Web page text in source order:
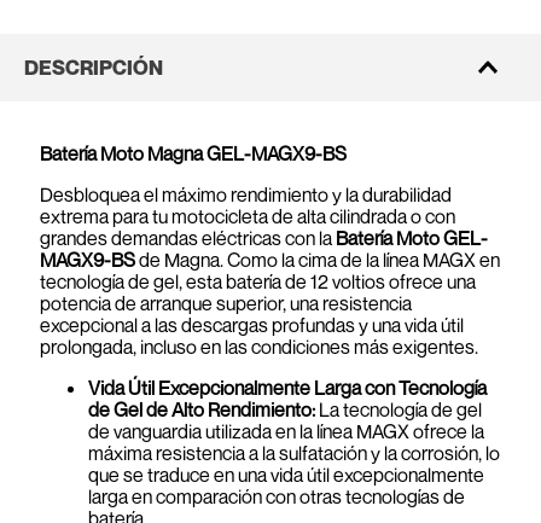
DESCRIPCIÓN
Batería Moto Magna GEL-MAGX9-BS
Desbloquea el máximo rendimiento y la durabilidad
extrema para tu motocicleta de alta cilindrada o con
grandes demandas eléctricas con la Batería Moto GEL-
MAGX9-BSde Magna. Como la cima de la línea MAGX en
tecnología de gel, esta batería de 12 voltios ofrece una
potencia de arranque superior, una resistencia
excepcional a las descargas profundas y una vida útil
prolongada, incluso en las condiciones más exigentes.
Vida Útil Excepcionalmente Larga con Tecnología
de Gel de Alto Rendimiento: La tecnología de gel
de vanguardia utilizada en la línea MAGX ofrece la
máxima resistencia a la sulfatación y la corrosión, lo
que se traduce en una vida útil excepcionalmente
larga en comparación con otras tecnologías de
batería.